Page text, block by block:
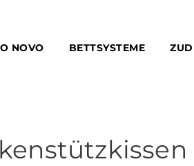
NOVO BETTSYSTEME